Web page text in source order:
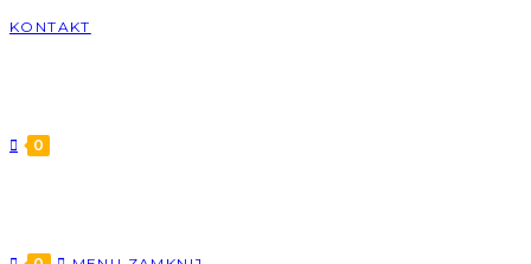
KONTAKT
0